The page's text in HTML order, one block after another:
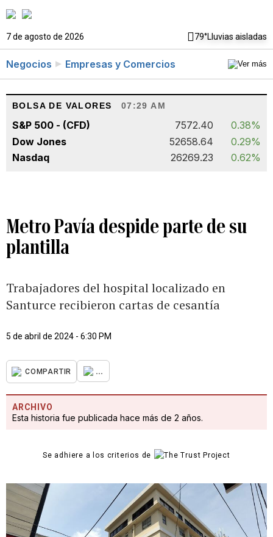
7 de agosto de 2026 79°Lluvias aisladas
Negocios Empresas y Comercios
BOLSA DE VALORES 07:29 AM
S&P 500 - (CFD) 7572.40
0.38%
Dow Jones
52658.64
0.29%
Nasdaq
26269.23 0.62%
Metro Pavía despide parte de su
plantilla
Trabajadores del hospital localizado en
Santurce recibieron cartas de cesantía
5 de abril de 2024 - 6:30 PM
COMPARTIR ...
ARCHIVO
Esta historia fue publicada hace más de 2 años.
Se adhiere a los criterios de